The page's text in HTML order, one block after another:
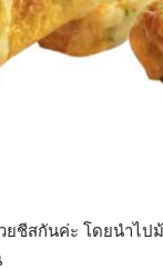
ยชีสกันค่ะ โดยนำไ